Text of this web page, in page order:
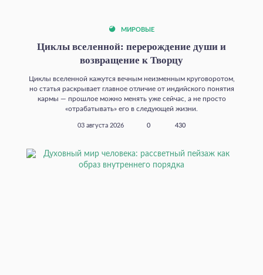
МИРОВЫЕ
Циклы вселенной: перерождение души и
возвращение к Творцу
Циклы вселенной кажутся вечным неизменным круговоротом,
но статья раскрывает главное отличие от индийского понятия
кармы — прошлое можно менять уже сейчас, а не просто
«отрабатывать» его в следующей жизни.
03 августа 2026 0 430